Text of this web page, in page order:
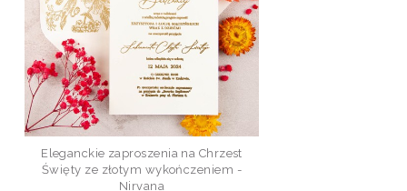
Eleganckie zaproszenia na Chrzest
Święty ze złotym wykończeniem -
Nirvana